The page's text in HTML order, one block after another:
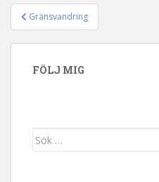
Inläggsnavigering
Gränsvandring
FÖLJ MIG
Sök efter: